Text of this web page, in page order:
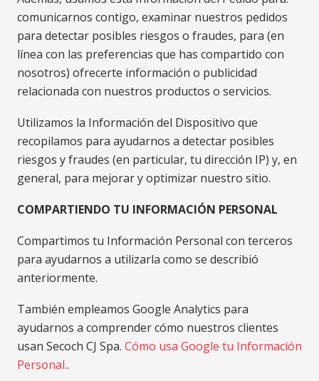
comunicarnos contigo, examinar nuestros pedidos
para detectar posibles riesgos o fraudes, para (en
línea con las preferencias que has compartido con
nosotros) ofrecerte información o publicidad
relacionada con nuestros productos o servicios.
Utilizamos la Información del Dispositivo que
recopilamos para ayudarnos a detectar posibles
riesgos y fraudes (en particular, tu dirección IP) y, en
general, para mejorar y optimizar nuestro sitio.
COMPARTIENDO TU INFORMACIÓN PERSONAL
Compartimos tu Información Personal con terceros
para ayudarnos a utilizarla como se describió
anteriormente.
También empleamos Google Analytics para
ayudarnos a comprender cómo nuestros clientes
usan Secoch CJ Spa. Cómo usa Google tu Información
Personal..